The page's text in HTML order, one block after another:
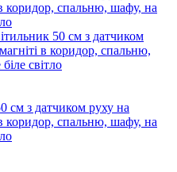
см з датчиком руху на
коридор, спальню, шафу, на